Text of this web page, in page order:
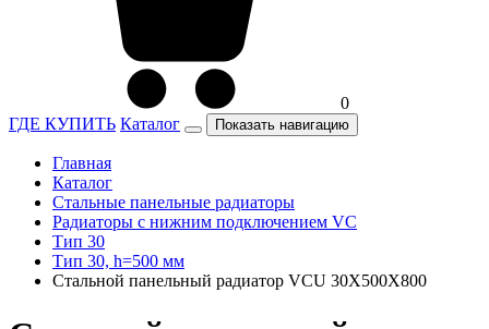
0
ГДЕ КУПИТЬ Каталог Показать навигацию
Главная
Каталог
Стальные панельные радиаторы
Радиаторы c нижним подключением VC
Тип 30
Тип 30, h=500 мм
Стальной панельный радиатор VCU 30X500X800